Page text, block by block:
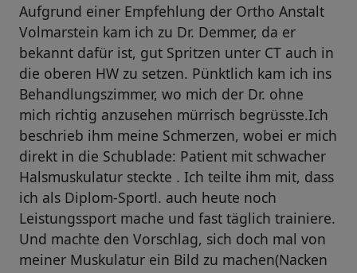
Aufgrund einer Empfehlung der Ortho Anstalt
Volmarstein kam ich zu Dr. Demmer, da er
bekannt dafür ist, gut Spritzen unter CT auch in
die oberen HW zu setzen. Pünktlich kam ich ins
Behandlungszimmer, wo mich der Dr. ohne
mich richtig anzusehen mürrisch begrüsste.Ich
beschrieb ihm meine Schmerzen, wobei er mich
direkt in die Schublade: Patient mit schwacher
Halsmuskulatur steckte . Ich teilte ihm mit, dass
ich als Diplom-Sportl. auch heute noch
Leistungssport mache und fast täglich trainiere.
Und machte den Vorschlag, sich doch mal von
meiner Muskulatur ein Bild zu machen(Nacken